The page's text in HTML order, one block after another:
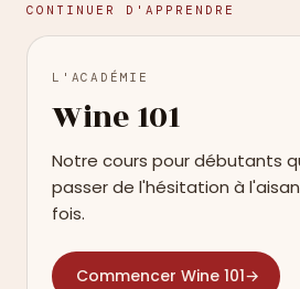
CONTINUER D'APPRENDRE
L'ACADÉMIE
Wine 101
Notre cours pour débutants
passer de l'hésitation à
fois.
Commencer Wine 101→